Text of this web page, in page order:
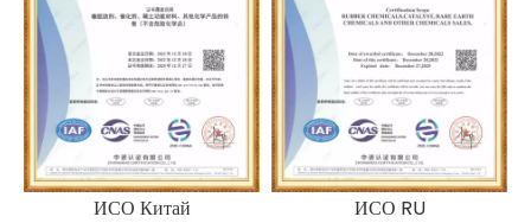
ИСО Китай ИСО RU